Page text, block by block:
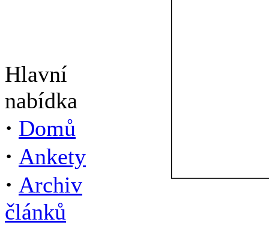
Hlavní
nabídka
· Domů
· Ankety
· Archiv
článků